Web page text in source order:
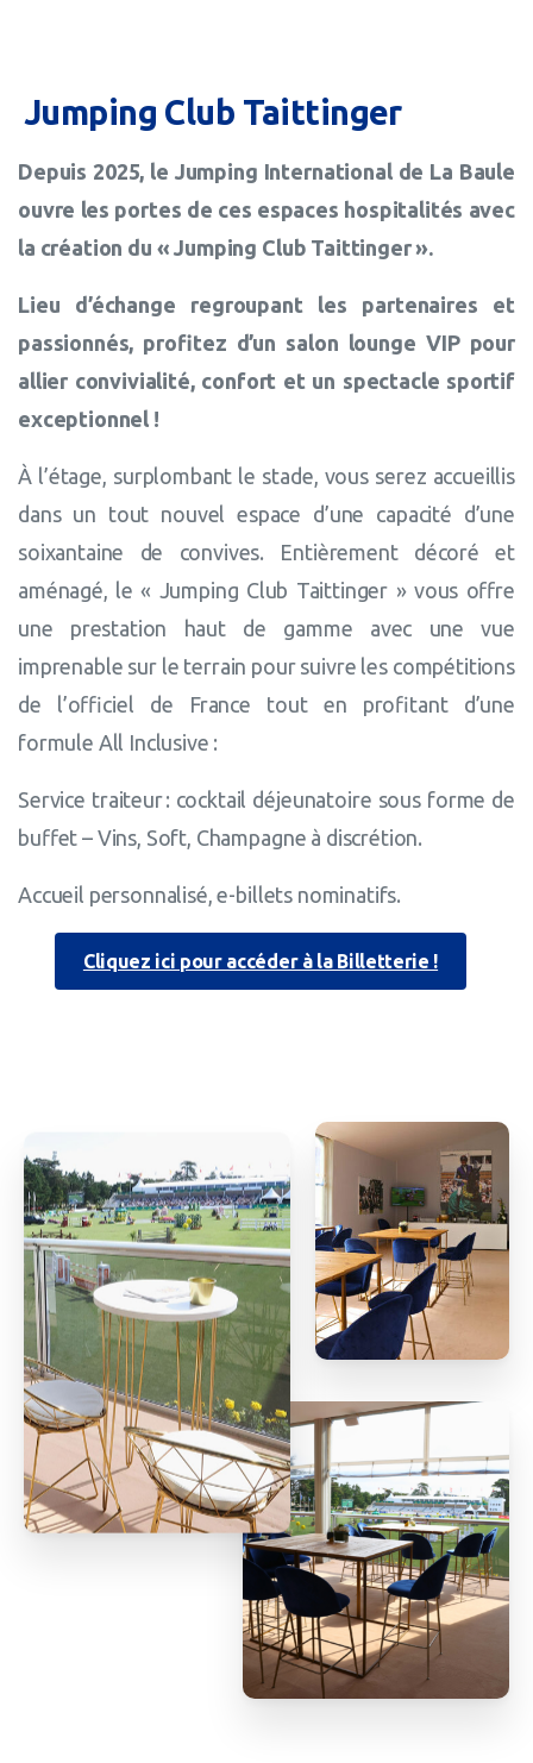
Jumping Club Taittinger
Depuis 2025, le Jumping International de La Baule
ouvre les portes de ces espaces hospitalités avec
la création du « Jumping Club Taittinger ».
Lieu d’échange regroupant les partenaires et
passionnés, profitez d’un salon lounge VIP pour
allier convivialité, confort et un spectacle sportif
exceptionnel !
À l’étage, surplombant le stade, vous serez accueillis
dans un tout nouvel espace d’une capacité d’une
soixantaine de convives. Entièrement décoré et
aménagé, le « Jumping Club Taittinger » vous offre
une prestation haut de gamme avec une vue
imprenable sur le terrain pour suivre les compétitions
de l’officiel de France tout en profitant d’une
formule All Inclusive :
Service traiteur : cocktail déjeunatoire sous forme de
buffet – Vins, Soft, Champagne à discrétion.
Accueil personnalisé, e-billets nominatifs.
Cliquez ici pour accéder à la Billetterie !